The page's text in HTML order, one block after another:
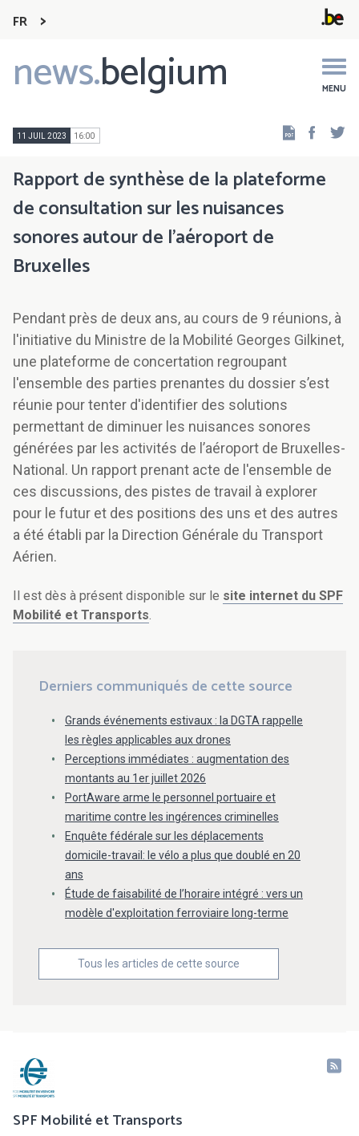
FR
news.belgium MENU
Main
navigation
11 JUIL 2023 16:00
Rapport de synthèse de la plateforme
de consultation sur les nuisances
sonores autour de l'aéroport de
Bruxelles
Pendant près de deux ans, au cours de 9 réunions, à
l'initiative du Ministre de la Mobilité Georges Gilkinet,
une plateforme de concertation regroupant
l'ensemble des parties prenantes du dossier s’est
réunie pour tenter d'identifier des solutions
permettant de diminuer les nuisances sonores
générées par les activités de l’aéroport de Bruxelles-
National. Un rapport prenant acte de l'ensemble de
ces discussions, des pistes de travail à explorer
pour le futur et des positions des uns et des autres
a été établi par la Direction Générale du Transport
Aérien.
Il est dès à présent disponible sur le site internet du SPF
Mobilité et Transports.
Derniers communiqués de cette source
Grands événements estivaux : la DGTA rappelle
les règles applicables aux drones
Perceptions immédiates : augmentation des
montants au 1er juillet 2026
PortAware arme le personnel portuaire et
maritime contre les ingérences criminelles
Enquête fédérale sur les déplacements
domicile-travail: le vélo a plus que doublé en 20
ans
Étude de faisabilité de l’horaire intégré : vers un
modèle d'exploitation ferroviaire long-terme
Tous les articles de cette source
SPF Mobilité et Transports